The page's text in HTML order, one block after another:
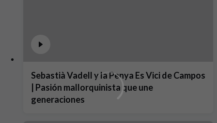
Sebastià Vadell y la Penya Es Vici de Campos
| Pasión mallorquinista que une
generaciones